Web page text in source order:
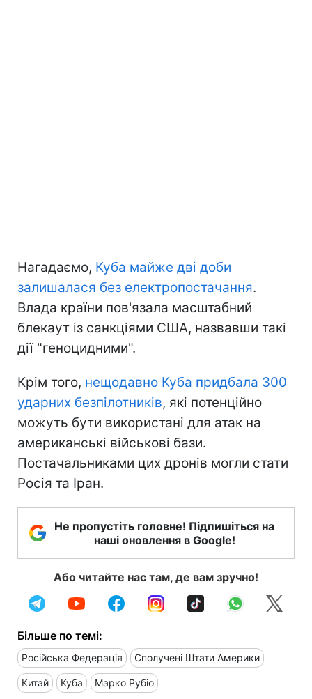
Нагадаємо, Куба майже дві доби
залишалася без електропостачання.
Влада країни пов'язала масштабний
блекаут із санкціями США, назвавши такі
дії "геноцидними".
Крім того, нещодавно Куба придбала 300
ударних безпілотників, які потенційно
можуть бути використані для атак на
американські військові бази.
Постачальниками цих дронів могли стати
Росія та Іран.
Не пропустіть головне! Підпишіться на
наші оновлення в Google!
Або читайте нас там, де вам зручно!
Більше по темі:
Російська Федерація Сполучені Штати Америки
Китай Куба Марко Рубіо